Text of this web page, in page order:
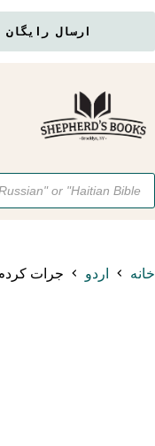
ارسال رایگان برای
Products
search
خانه اردو جرات